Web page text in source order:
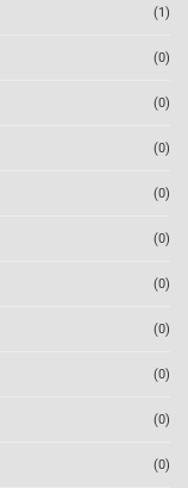
(1)
(0)
(0)
(0)
(0)
(0)
(0)
(0)
(0)
(0)
(0)